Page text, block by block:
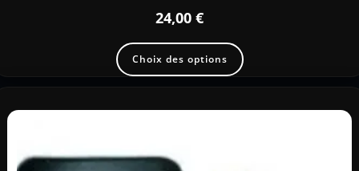
24,00 €
Choix des options